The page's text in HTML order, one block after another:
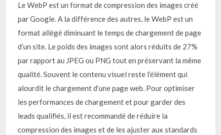
Le WebP est un format de compression des images créé
par Google. A la différence des autres, le WebP est un
format allégé diminuant le temps de chargement de page
d’un site. Le poids des images sont alors réduits de 27%
par rapport au JPEG ou PNG tout en préservant la même
qualité. Souvent le contenu visuel reste l’élément qui
alourdit le chargement d’une page web. Pour optimiser
les performances de chargement et pour garder des
leads qualifiés, il est recommandé de réduire la
compression des images et de les ajuster aux standards